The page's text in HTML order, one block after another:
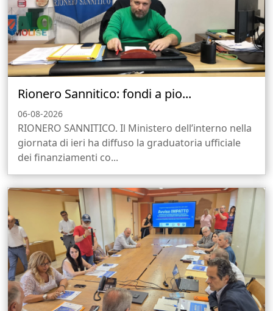
Rionero Sannitico: fondi a pio...
06-08-2026
RIONERO SANNITICO. Il Ministero dell’interno nella
giornata di ieri ha diffuso la graduatoria ufficiale
dei finanziamenti co...